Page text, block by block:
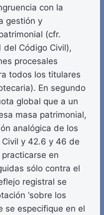
con la
gestión y
(cfr.
del Código Civil),
procesales
todos los titulares
En segundo
global que a un
masa patrimonial,
analógica de los
y 42.6 y 46 de
en
sólo contra el
registral se
‘sobre los
se especifique en el